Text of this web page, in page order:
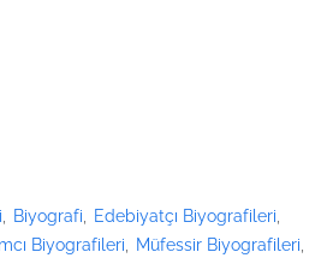
Biyografi
Edebiyatçı Biyografileri
Biyografileri
Müfessir Biyografileri